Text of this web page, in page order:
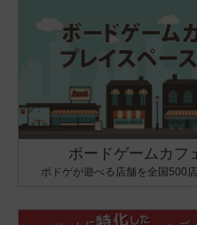
ボードゲームカフ
ボドゲが遊べる店舗を全国500